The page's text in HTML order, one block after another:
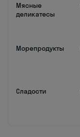
Мясные
деликатесы
Морепродукты
Сладости